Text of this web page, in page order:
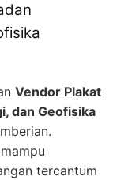
Vendor Plakat
dan Geofisika
tercantum